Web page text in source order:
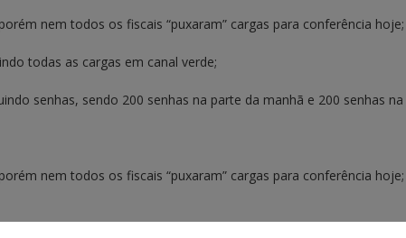
nem todos os fiscais “puxaram” cargas para conferência hoje;
todas as cargas em canal verde;
senhas, sendo 200 senhas na parte da manhã e 200 senhas
nem todos os fiscais “puxaram” cargas para conferência hoje;